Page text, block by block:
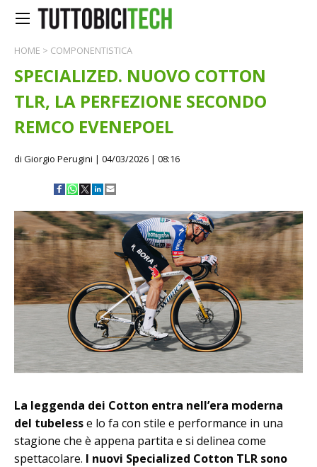
HOME > COMPONENTISTICA
SPECIALIZED. NUOVO COTTON
TLR, LA PERFEZIONE SECONDO
REMCO EVENEPOEL
di Giorgio Perugini | 04/03/2026 | 08:16
La leggenda dei Cotton entra nell’era moderna
del tubelesse lo fa con stile e performance in una
stagione che è appena partita e si delinea come
spettacolare. I nuovi Specialized Cotton TLR sono